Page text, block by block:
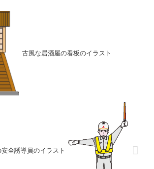
古風な居酒屋の看板のイラスト
全誘導員のイラスト